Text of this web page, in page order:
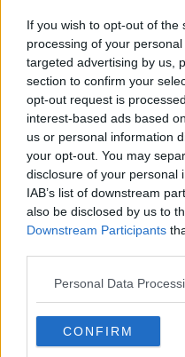
If you wish to opt-out of
processing of your
targeted advertising by us,
section to confirm your
opt-out request is
interest-based ads based
us or personal information
your opt-out. You may
disclosure of your personal
IAB’s list of downstream
also be disclosed by us to
Downstream Participants
Personal Data
CONFIRM
Giostra e Cene:
Giostra, Ghinelli
Irene Grandi per
Il jazz di Casati
"Risparmi dei
Jazz On The
L'Organ Festival
Musica d'organo